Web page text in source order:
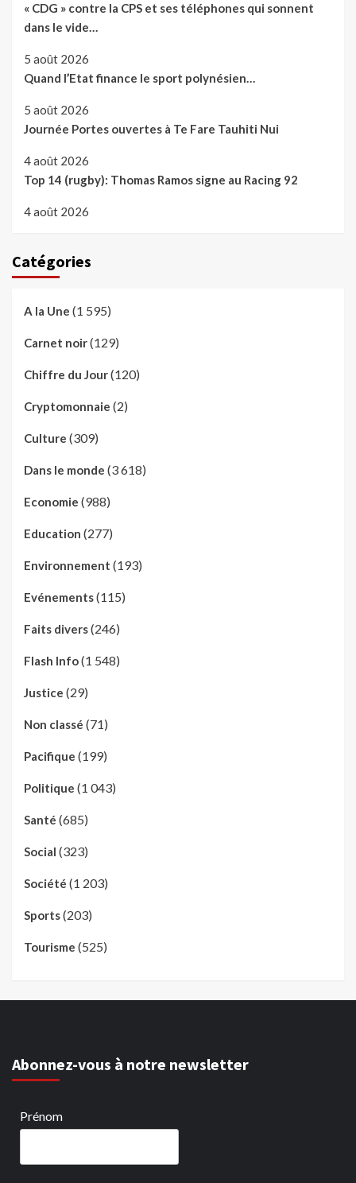
« CDG » contre la CPS et ses téléphones qui sonnent
dans le vide…
5 août 2026
Quand l’Etat finance le sport polynésien…
5 août 2026
Journée Portes ouvertes à Te Fare Tauhiti Nui
4 août 2026
Top 14 (rugby): Thomas Ramos signe au Racing 92
4 août 2026
Catégories
A la Une (1 595)
Carnet noir(129)
Chiffre du Jour(120)
Cryptomonnaie (2)
Culture (309)
Dans le monde (3 618)
Economie (988)
Education (277)
Environnement (193)
Evénements(115)
Faits divers(246)
Flash Info(1 548)
Justice (29)
Non classé (71)
Pacifique (199)
Politique (1 043)
Santé (685)
Social (323)
Société (1 203)
Sports(203)
Tourisme (525)
Abonnez-vous à notre newsletter
Prénom